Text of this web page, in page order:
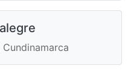
Cundinamarca